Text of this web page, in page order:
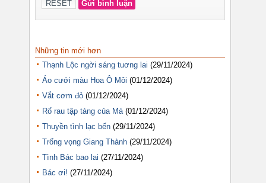
Những tin mới hơn
Thạnh Lộc ngời sáng tuơng lai (29/11/2024)
Áo cưới màu Hoa Ô Môi (01/12/2024)
Vắt cơm đỏ (01/12/2024)
Rổ rau tập tàng của Má (01/12/2024)
Thuyền tình lạc bến (29/11/2024)
Trống vọng Giang Thành (29/11/2024)
Tình Bác bao lai (27/11/2024)
Bác ơi! (27/11/2024)